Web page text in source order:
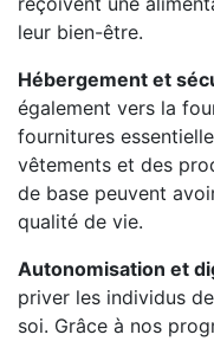
leur bien-être.
Hébergement et
également vers la
fournitures
vêtements et des
de base peuvent
qualité de vie.
Autonomisation et
priver les individus
soi. Grâce à nos